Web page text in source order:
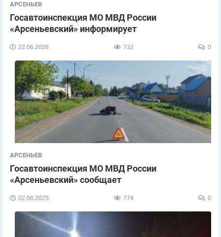
АРСЕНЬЕВ
​Госавтоинспекция МО МВД России
«Арсеньевский» информирует
22.06.2026 732 0
АРСЕНЬЕВ
Госавтоинспекция МО МВД России
«Арсеньевский» сообщает
02.06.2025 774 0